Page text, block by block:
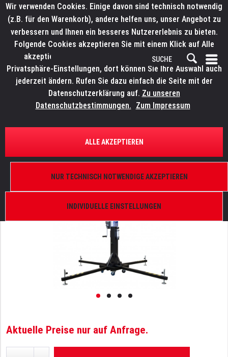
ÜBERSICHT TRAVERSENLIFTE UND STATIVE
WORK LW 265 D Traversenlift
Aktuelle Preise nur auf Anfrage.
Wir verwenden Cookies. Einige davon sind technisch notwendig
(z.B. für den Warenkorb), andere helfen uns, unser Angebot zu
verbessern und Ihnen ein besseres Nutzererlebnis zu bieten.
Folgende Cookies akzeptieren Sie mit einem Klick auf Alle
akzeptieren. Weitere Informationen finden Sie in den
Privatsphäre-Einstellungen, dort können Sie Ihre Auswahl auch
jederzeit ändern. Rufen Sie dazu einfach die Seite mit der
Datenschutzerklärung auf. Zu unseren
Datenschutzbestimmungen. Zum Impressum
INDIVIDUELLE EINSTELLUNGEN
NUR TECHNISCH NOTWENDIGE AKZEPTIEREN
ALLE AKZEPTIEREN